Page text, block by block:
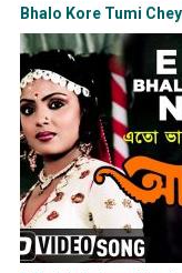
Bhalo Kore Tumi Cheye